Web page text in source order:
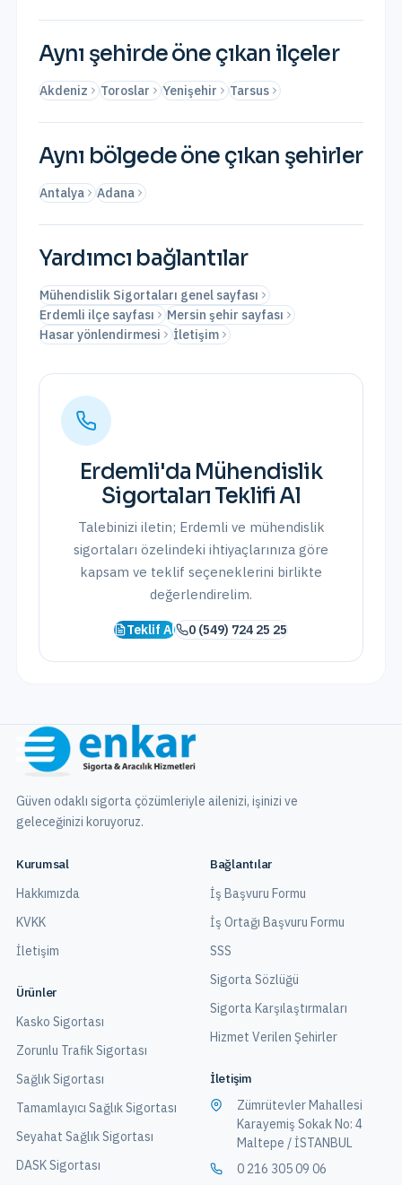
Aynı şehirde öne çıkan ilçeler
Akdeniz Toroslar Yenişehir Tarsus
Aynı bölgede öne çıkan şehirler
Antalya Adana
Yardımcı bağlantılar
Mühendislik Sigortaları genel sayfası
Erdemli ilçe sayfası
Mersin şehir sayfası
Hasar yönlendirmesi
İletişim
Erdemli'da Mühendislik
Sigortaları Teklifi Al
Talebinizi iletin; Erdemli ve mühendislik
sigortaları özelindeki ihtiyaçlarınıza göre
kapsam ve teklif seçeneklerini birlikte
değerlendirelim.
Teklif Al 0 (549) 724 25 25
Güven odaklı sigorta çözümleriyle ailenizi, işinizi ve
geleceğinizi koruyoruz.
Kurumsal
Hakkımızda
KVKK
İletişim
Ürünler
Kasko Sigortası
Zorunlu Trafik Sigortası
Sağlık Sigortası
Tamamlayıcı Sağlık Sigortası
Seyahat Sağlık Sigortası
DASK Sigortası
Bağlantılar
İş Başvuru Formu
İş Ortağı Başvuru Formu
SSS
Sigorta Sözlüğü
Sigorta Karşılaştırmaları
Hizmet Verilen Şehirler
İletişim
Zümrütevler Mahallesi
Karayemiş Sokak No: 4
Maltepe / İSTANBUL
0 216 305 09 06